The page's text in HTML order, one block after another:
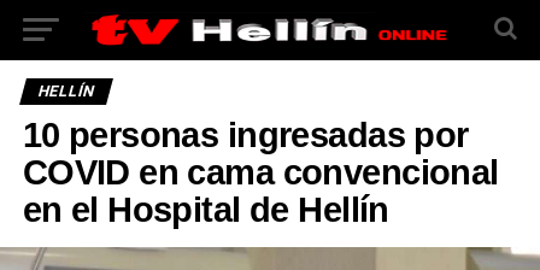
HELLÍN
10 personas ingresadas por
COVID en cama convencional
en el Hospital de Hellín